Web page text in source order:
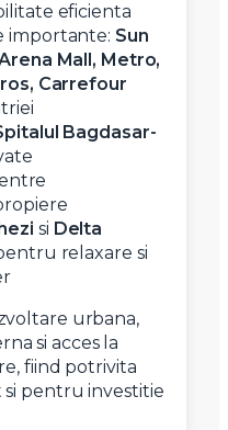
eficienta
importante: Sun
Mall, Metro,
Carrefour
Bagdasar-
si Delta
relaxare si
urbana,
si acces la
fiind potrivita
pentru investitie